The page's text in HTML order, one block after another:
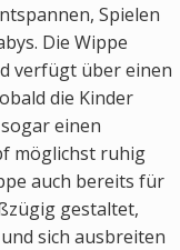
Spielen
Die Wippe
verfügt über einen
die Kinder
einen
möglichst ruhig
auch bereits für
gestaltet,
sich ausbreiten